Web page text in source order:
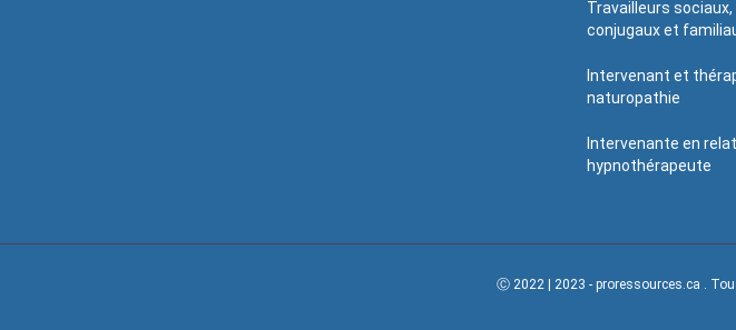
Travailleurs
conjugaux et
Intervenant et
naturopathie
Intervenante en
hypnothérapeute
Ⓒ 2022 | 2023 - proressources.ca .